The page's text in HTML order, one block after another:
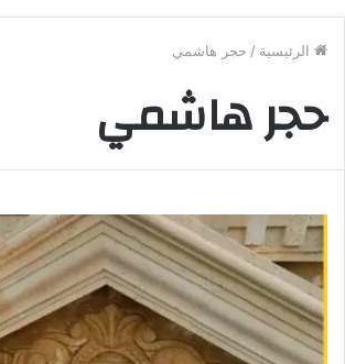
الرئيسية / حجر هاشمي
حجر هاشمي